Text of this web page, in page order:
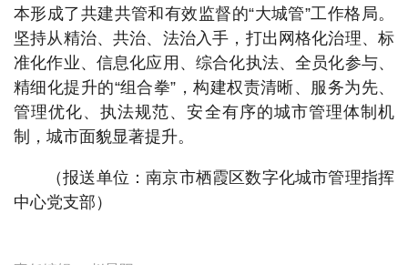
本形成了共建共管和有效监督的“大城管”工作格局。
坚持从精治、共治、法治入手，打出网格化治理、标
准化作业、信息化应用、综合化执法、全员化参与、
精细化提升的“组合拳”，构建权责清晰、服务为先、
管理优化、执法规范、安全有序的城市管理体制机
制，城市面貌显著提升。
（报送单位：南京市栖霞区数字化城市管理指挥
中心党支部）